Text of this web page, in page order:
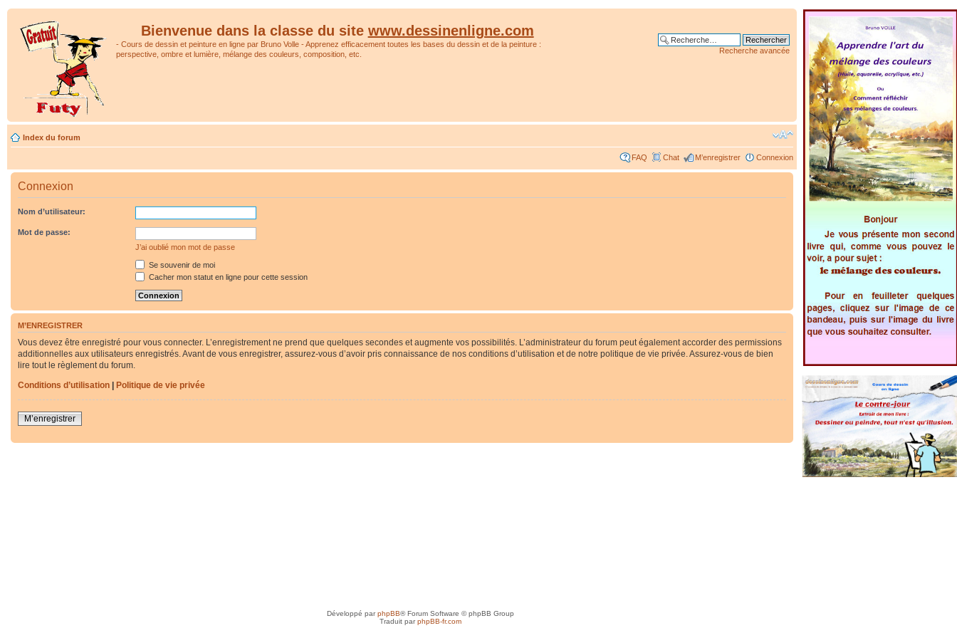
Bienvenue dans la classe du site www.dessinenligne.com
- Cours de dessin et peinture en ligne par Bruno Volle - Apprenez efficacement toutes les bases du dessin et de la peinture :
perspective, ombre et lumière, mélange des couleurs, composition, etc.
Recherche avancée
Index du forum
FAQ Chat M’enregistrer Connexion
Connexion
Nom d’utilisateur:
Mot de passe:
J’ai oublié mon mot de passe
Se souvenir de moi
Cacher mon statut en ligne pour cette session
M’ENREGISTRER
Vous devez être enregistré pour vous connecter. L’enregistrement ne prend que quelques secondes et augmente vos possibilités. L’administrateur du forum peut également accorder des permissions
additionnelles aux utilisateurs enregistrés. Avant de vous enregistrer, assurez-vous d’avoir pris connaissance de nos conditions d’utilisation et de notre politique de vie privée. Assurez-vous de bien
lire tout le règlement du forum.
Conditions d’utilisation | Politique de vie privée
M’enregistrer
Développé parphpBB® Forum Software © phpBB Group
Traduit parphpBB-fr.com